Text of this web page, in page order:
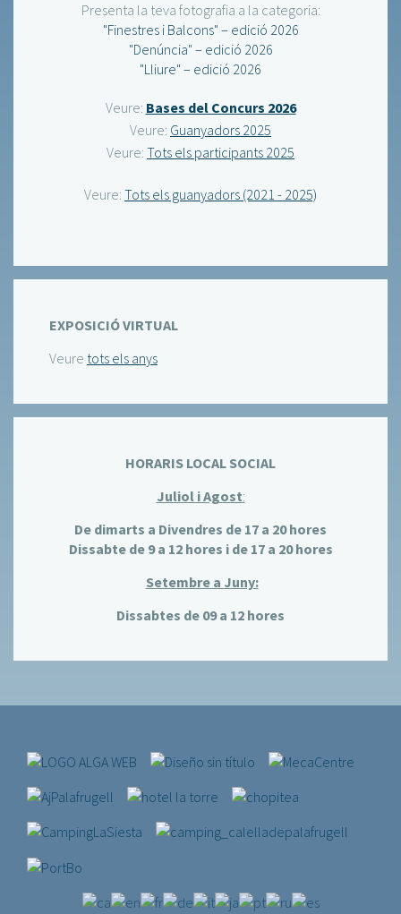
Presenta la teva fotografia a la categoria:
"Finestres i Balcons" – edició 2026
"Denúncia" – edició 2026
"Lliure" – edició 2026
Veure: Bases del Concurs 2026
Veure: Guanyadors 2025
Veure: Tots els participants 2025
Veure: Tots els guanyadors (2021 - 2025)
EXPOSICIÓ VIRTUAL
Veure tots els anys
HORARIS LOCAL SOCIAL
Juliol i Agost:
De dimarts a Divendres de 17 a 20 hores
Dissabte de 9 a 12 hores i de 17 a 20 hores
Setembre a Juny:
Dissabtes de 09 a 12 hores